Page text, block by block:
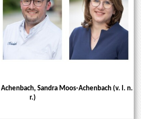
Achenbach, Sandra Moos-Achenbach (v. l. n.
r.)